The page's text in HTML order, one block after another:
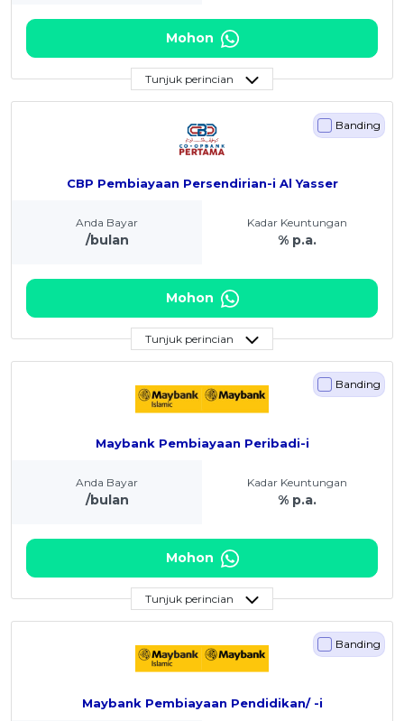
Mohon
Tunjuk perincian
CBP Pembiayaan Persendirian-i Al Yasser
Banding
Anda Bayar
/bulan
Kadar Keuntungan
% p.a.
Mohon
Tunjuk perincian
Maybank Pembiayaan Peribadi-i
Banding
Anda Bayar
/bulan
Kadar Keuntungan
% p.a.
Mohon
Tunjuk perincian
Maybank Pembiayaan Pendidikan/ -i
Banding